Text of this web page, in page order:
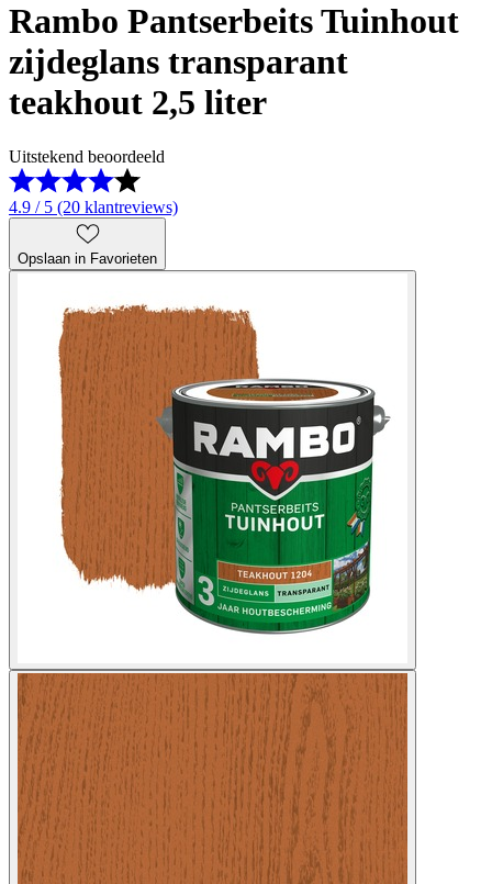
Rambo Pantserbeits Tuinhout
zijdeglans transparant
teakhout 2,5 liter
Uitstekend beoordeeld
4.9 / 5 (20 klantreviews)
Opslaan in Favorieten